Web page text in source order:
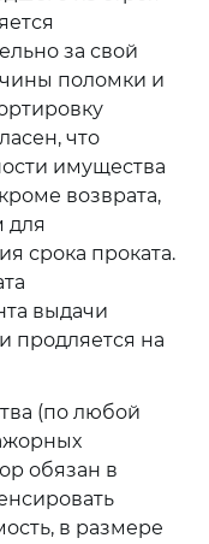
за свой
поломки и
что
имущества
возврата,
для
срока проката.
выдачи
продляется на
(по любой
обязан в
в размере